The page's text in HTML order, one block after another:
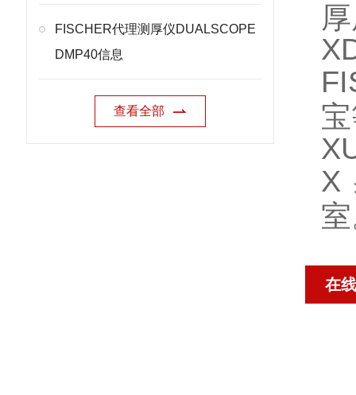
FISCHER代理测厚仪DUALSCOPE
DMP40信息
查看全部
X
在